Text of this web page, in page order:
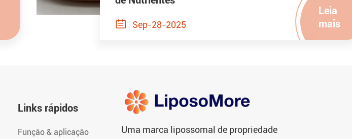
 Sep-28-2025
Leia
mais
Links rápidos
Função & aplicação
Uma marca lipossomal de propriedade